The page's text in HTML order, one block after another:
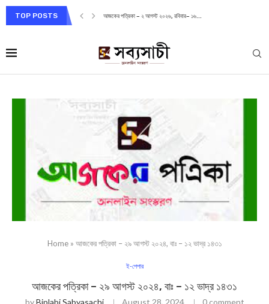
TOP POSTS আজকের পত্রিকা – ২ আগস্ট ২০২৬, রবিবার– ১৬...
Home» আজকের পত্রিকা – ২৯ আগস্ট ২০২৪, বাঃ – ১২ ভাদ্র ১৪৩১
ই-পেপার
আজকের পত্রিকা – ২৯ আগস্ট ২০২৪, বাঃ – ১২ ভাদ্র ১৪৩১
byBiplabi Sabyasachi August 28, 2024 0 comment